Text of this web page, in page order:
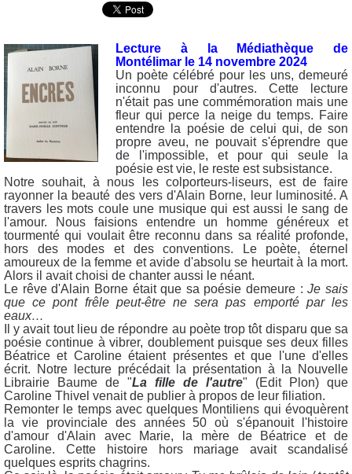
Lecture à la Médiathèque de
Montélimar le 14 novembre 2024
Un poète célébré pour les uns, demeuré
inconnu pour d'autres. Cette lecture
n'était pas une commémoration mais une
fleur qui perce la neige du temps. Faire
entendre la poésie de celui qui, de son
propre aveu, ne pouvait s'éprendre que
de l'impossible, et pour qui seule la
poésie est vie, le reste est subsistance.
Notre souhait, à nous les colporteurs-liseurs, est de faire
rayonner la beauté des vers d'Alain Borne, leur luminosité. A
travers les mots coule une musique qui est aussi le sang de
l'amour. Nous faisions entendre un homme généreux et
tourmenté qui voulait être reconnu dans sa réalité profonde,
hors des modes et des conventions. Le poète, éternel
amoureux de la femme et avide d'absolu se heurtait à la mort.
Alors il avait choisi de chanter aussi le néant.
Le rêve d'Alain Borne était que sa poésie demeure :Je sais
que ce pont frêle peut-être ne sera pas emporté par les
eaux…
Il y avait tout lieu de répondre au poète trop tôt disparu que sa
poésie continue à vibrer, doublement puisque ses deux filles
Béatrice et Caroline étaient présentes et que l'une d'elles
écrit. Notre lecture précédait la présentation à la Nouvelle
Librairie Baume de "La fille de l'autre" (Edit Plon) que
Caroline Thivel venait de publier à propos de leur filiation.
Remonter le temps avec quelques Montiliens qui évoquèrent
la vie provinciale des années 50 où s'épanouit l'histoire
d'amour d'Alain avec Marie, la mère de Béatrice et de
Caroline. Cette histoire hors mariage avait scandalisé
quelques esprits chagrins.